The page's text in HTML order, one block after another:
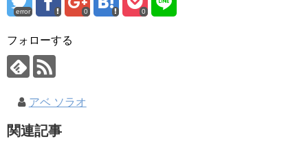
error 0 0
フォローする
アベ ソラオ
関連記事